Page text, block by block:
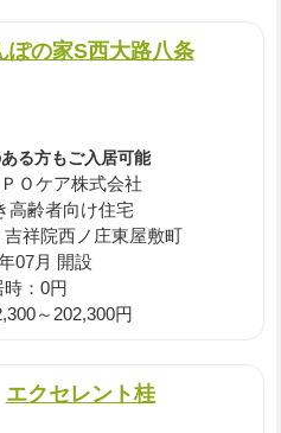
ぽの家S西大路八条
る方もご入居可能
Ｏケア株式会社
高齢者向け住宅
祥院西ノ庄東屋敷町
07月 開設
時：0円
～202,300円
エクセレント桂